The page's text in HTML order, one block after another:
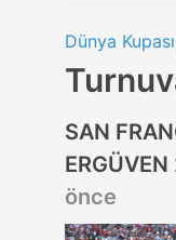
Dünya
SAN
ERGÜVEN
önce